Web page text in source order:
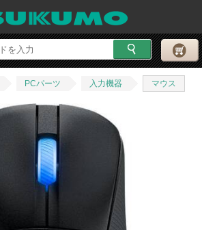
PCパーツ 入力機器 マウス